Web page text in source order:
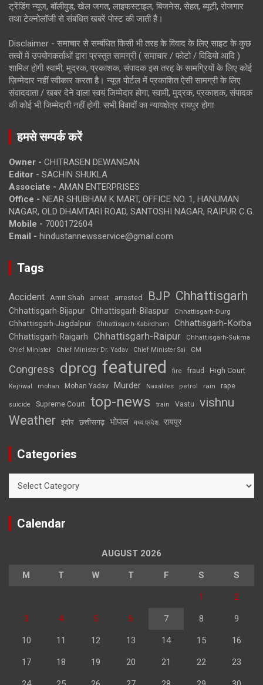
ट्रेंडिंग न्यूज, बॉलीवुड, खेल जगत, लाइफस्टाइल, बिजनेस, सेहत, ब्यूटी, रोजगार
तथा टेक्नोलॉजी से संबंधित खबरें पोस्ट की जाती है।
Disclaimer - समाचार से सम्बंधित किसी भी तरह के विवाद के लिए साइट के कुछ
तत्वों में उपयोगकर्ताओं द्वारा प्रस्तुत सामग्री ( समाचार / फोटो / विडियो आदि )
शामिल होगी स्वामी, मुद्रक, प्रकाशक, संपादक इस तरह के सामग्रियों के लिए कोई
ज़िम्मेदार नहीं स्वीकार करता है। न्यूज़ पोर्टल में प्रकाशित ऐसी सामग्री के लिए
संवाददाता / खबर देने वाला स्वयं जिम्मेदार होगा, स्वामी, मुद्रक, प्रकाशक, संपादक
की कोई भी जिम्मेदारी नहीं होगी. सभी विवादों का न्यायक्षेत्र रायपुर होगा
हमसे सम्पर्क करें
Owner - CHITRASEN DEWANGAN
Editor - SACHIN SHUKLA
Associate - AMAN ENTERPRISES
Office - NEAR SHUBHAM K MART, OFFICE NO. 1, HANUMAN
NAGAR, OLD DHAMTARI ROAD, SANTOSHI NAGAR, RAIPUR C.G.
Mobile - 7000172604
Email - hindustannewsservice@gmail.com
Tags
Accident Amit Shah arrest arrested BJP Chhattisgarh
Chhattisgarh-Bijapur Chhattisgarh-Bilaspur Chhattisgarh-Durg
Chhattisgarh-Jagdalpur Chhattisgarh-Kabirdham Chhattisgarh-Korba
Chhattisgarh-Raigarh Chhattisgarh-Raipur
Chhattisgarh-Sukma
Chief Minister
Chief Minister Dr. Yadav Chief Minister Sai CM
Congress dprcg featured fire fraud High Court
Kejriwal mohan Mohan Yadav Murder Naxalites petrol rain rape
suicide Supreme Court top-news train Vastu vishnu
Weather इंदौर छत्तीसगढ़ भोपाल मध्य प्रदेश रायपुर
Categories
Calendar
AUGUST 2026
M T W T F S S
1 2
3 4 5 6 7 8 9
10 11 12 13 14 15 16
17 18 19 20 21 22 23